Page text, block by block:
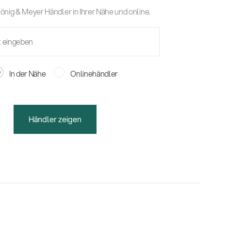
& Meyer Händler in Ihrer Nähe und online.
In der Nähe Onlinehändler
Händler zeigen